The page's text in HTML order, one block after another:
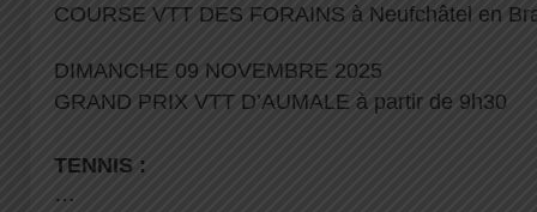
COURSE VTT DES FORAINS à Neufchâtel en
DIMANCHE 09 NOVEMBRE 2025
GRAND PRIX VTT D’AUMALE à partir de 9h30
TENNIS :
…